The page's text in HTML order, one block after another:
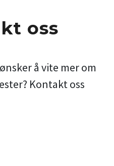
oss
å vite mer om
Kontakt oss